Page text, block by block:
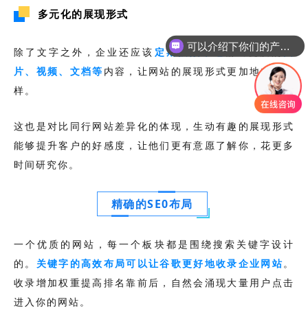
多元化的展现形式
除了文字之外，企业还应该 定期按频率地输出优质的图
片、视频、文档等 内容，让网站的展现形式更加地丰富多
样。
这也是对比同行网站差异化的体现，生动有趣的展现形式
能够提升客户的好感度，让他们更有意愿了解你，花更多
时间研究你。
精确的SE0布局
一个优质的网站，每一个板块都是围绕搜索关键字设计
的。 关键字的高效布局可以让谷歌更好地收录企业网站。
收录增加权重提高排名靠前后，自然会涌现大量用户点击
进入你的网站。
可以介绍下你们的产品么